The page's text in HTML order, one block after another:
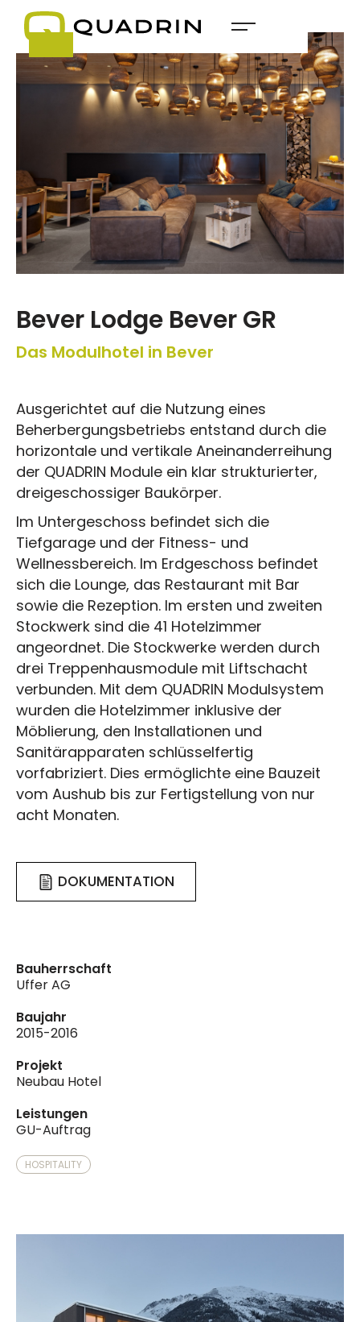
Bever Lodge Bever GR
Das Modulhotel in Bever
Bauherrschaft
Uffer AG
Baujahr
2015-2016
Projekt
Neubau Hotel
Leistungen
GU-Auftrag
HOSPITALITY
Ausgerichtet auf die Nutzung eines
Beherbergungsbetriebs entstand durch die
horizontale und vertikale Aneinanderreihung
der QUADRIN Module ein klar strukturierter,
dreigeschossiger Baukörper.
Im Untergeschoss befindet sich die
Tiefgarage und der Fitness- und
Wellnessbereich. Im Erdgeschoss befindet
sich die Lounge, das Restaurant mit Bar
sowie die Rezeption. Im ersten und zweiten
Stockwerk sind die 41 Hotelzimmer
angeordnet. Die Stockwerke werden durch
drei Treppenhausmodule mit Liftschacht
verbunden. Mit dem QUADRIN Modulsystem
wurden die Hotelzimmer inklusive der
Möblierung, den Installationen und
Sanitärapparaten schlüsselfertig
vorfabriziert. Dies ermöglichte eine Bauzeit
vom Aushub bis zur Fertigstellung von nur
acht Monaten.
DOKUMENTATION